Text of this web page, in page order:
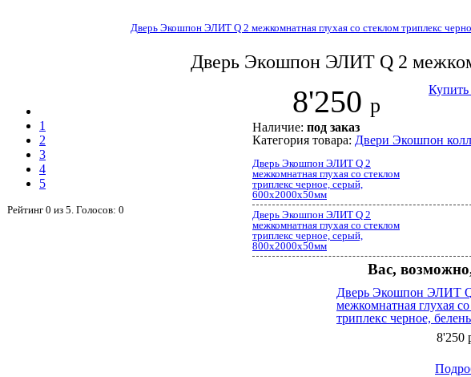
Дверь Экошпон ЭЛИТ Q 2 межкомнатная глухая со стеклом триплекс
Дверь Экошпон ЭЛИТ Q 2
1
2
3
4
5
Рейтинг 0 из 5. Голосов: 0
8'250 р
Наличие: под заказ
Категория товара: Двери Экошпон
Дверь Экошпон ЭЛИТ Q 2
межкомнатная глухая со стеклом
триплекс черное, серый,
600x2000x50мм
Дверь Экошпон ЭЛИТ Q 2
межкомнатная глухая со стеклом
триплекс черное, серый,
800x2000x50мм
Вас,
Дверь Экошпон ЭЛИТ
межкомнатная глухая
триплекс черное,
8'250